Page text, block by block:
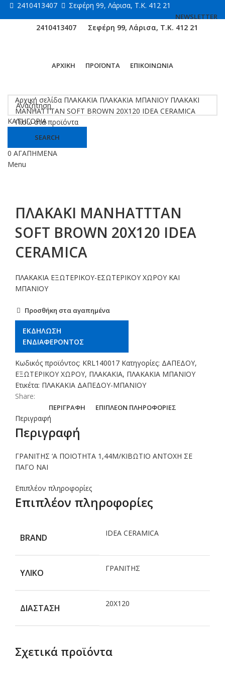
2410413407 Σεφέρη 99, Λάρισα, Τ.Κ. 412 21
NEWSLETTER
2410413407 Σεφέρη 99, Λάρισα, Τ.Κ. 412 21
ΚΑΤΗΓΟΡΙΑ
SEARCH
0 ΑΓΑΠΗΜΕΝΑ
Menu
ΑΡΧΙΚΗ ΠΡΟΪΟΝΤΑ ΕΠΙΚΟΙΝΩΝΙΑ
Αρχική σελίδα ΠΛΑΚΑΚΙΑ ΠΛΑΚΑΚΙΑ ΜΠΑΝΙΟΥ ΠΛΑΚΑΚΙ
MANHATTTAN SOFT BROWN 20X120 IDEA CERAMICA
Πίσω στα προϊόντα
ΠΛΑΚΑΚΙ MANHATTTAN
SOFT BROWN 20X120 IDEA
CERAMICA
ΠΛΑΚΑΚΙΑ ΕΞΩΤΕΡΙΚΟΥ-ΕΣΩΤΕΡΙΚΟΥ ΧΩΡΟΥ ΚΑΙ
ΜΠΑΝΙΟΥ
Προσθήκη στα αγαπημένα
ΕΚΔΗΛΩΣΗ
ΕΝΔΙΑΦΕΡΟΝΤΟΣ
Κωδικός προϊόντος: KRL140017 Κατηγορίες: ΔΑΠΕΔΟΥ,
ΕΞΩΤΕΡΙΚΟΥ ΧΩΡΟΥ, ΠΛΑΚΑΚΙΑ, ΠΛΑΚΑΚΙΑ ΜΠΑΝΙΟΥ
Ετικέτα: ΠΛΑΚΑΚΙΑ ΔΑΠΕΔΟΥ-ΜΠΑΝΙΟΥ
Share:
ΠΕΡΙΓΡΑΦΉ ΕΠΙΠΛΈΟΝ ΠΛΗΡΟΦΟΡΊΕΣ
Περιγραφή
Περιγραφή
ΓΡΑΝΙΤΗΣ ‘Α ΠΟΙΟΤΗΤΑ 1,44M/ΚΙΒΩΤΙΟ ΑΝΤΟΧΗ ΣΕ
ΠΑΓΟ ΝΑΙ
Επιπλέον πληροφορίες
Επιπλέον πληροφορίες
BRAND IDEA CERAMICA
ΥΛΙΚΟ ΓΡΑΝΙΤΗΣ
ΔΙΑΣΤΑΣΗ 20Χ120
Σχετικά προϊόντα